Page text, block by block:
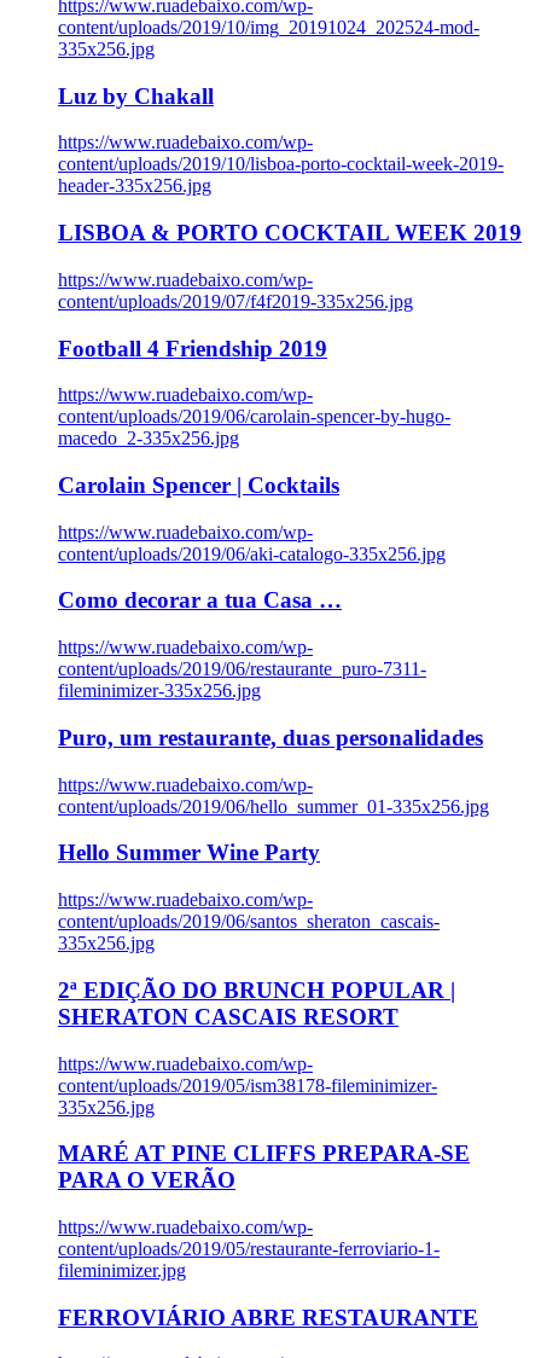
https://www.ruadebaixo.com/wp-
content/uploads/2019/10/img_20191024_202524-mod-
335x256.jpg
Luz by Chakall
https://www.ruadebaixo.com/wp-
content/uploads/2019/10/lisboa-porto-cocktail-week-2019-
header-335x256.jpg
LISBOA & PORTO COCKTAIL WEEK 2019
https://www.ruadebaixo.com/wp-
content/uploads/2019/07/f4f2019-335x256.jpg
Football 4 Friendship 2019
https://www.ruadebaixo.com/wp-
content/uploads/2019/06/carolain-spencer-by-hugo-
macedo_2-335x256.jpg
Carolain Spencer | Cocktails
https://www.ruadebaixo.com/wp-
content/uploads/2019/06/aki-catalogo-335x256.jpg
Como decorar a tua Casa …
https://www.ruadebaixo.com/wp-
content/uploads/2019/06/restaurante_puro-7311-
fileminimizer-335x256.jpg
Puro, um restaurante, duas personalidades
https://www.ruadebaixo.com/wp-
content/uploads/2019/06/hello_summer_01-335x256.jpg
Hello Summer Wine Party
https://www.ruadebaixo.com/wp-
content/uploads/2019/06/santos_sheraton_cascais-
335x256.jpg
2ª EDIÇÃO DO BRUNCH POPULAR |
SHERATON CASCAIS RESORT
https://www.ruadebaixo.com/wp-
content/uploads/2019/05/ism38178-fileminimizer-
335x256.jpg
MARÉ AT PINE CLIFFS PREPARA-SE
PARA O VERÃO
https://www.ruadebaixo.com/wp-
content/uploads/2019/05/restaurante-ferroviario-1-
fileminimizer.jpg
FERROVIÁRIO ABRE RESTAURANTE